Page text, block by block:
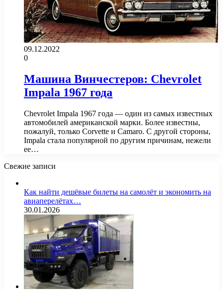
09.12.2022
0
Машина Винчестеров: Chevrolet
Impala 1967 года
Chevrolet Impala 1967 года — один из самых известных
автомобилей американской марки. Более известны,
пожалуй, только Corvette и Camaro. С другой стороны,
Impala стала популярной по другим причинам, нежели
ее…
Свежие записи
Как найти дешёвые билеты на самолёт и экономить на
авиаперелётах…
30.01.2026